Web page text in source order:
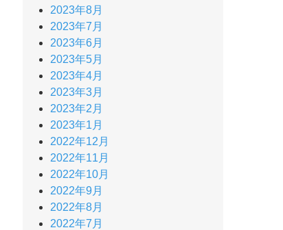
2023年8月
2023年7月
2023年6月
2023年5月
2023年4月
2023年3月
2023年2月
2023年1月
2022年12月
2022年11月
2022年10月
2022年9月
2022年8月
2022年7月